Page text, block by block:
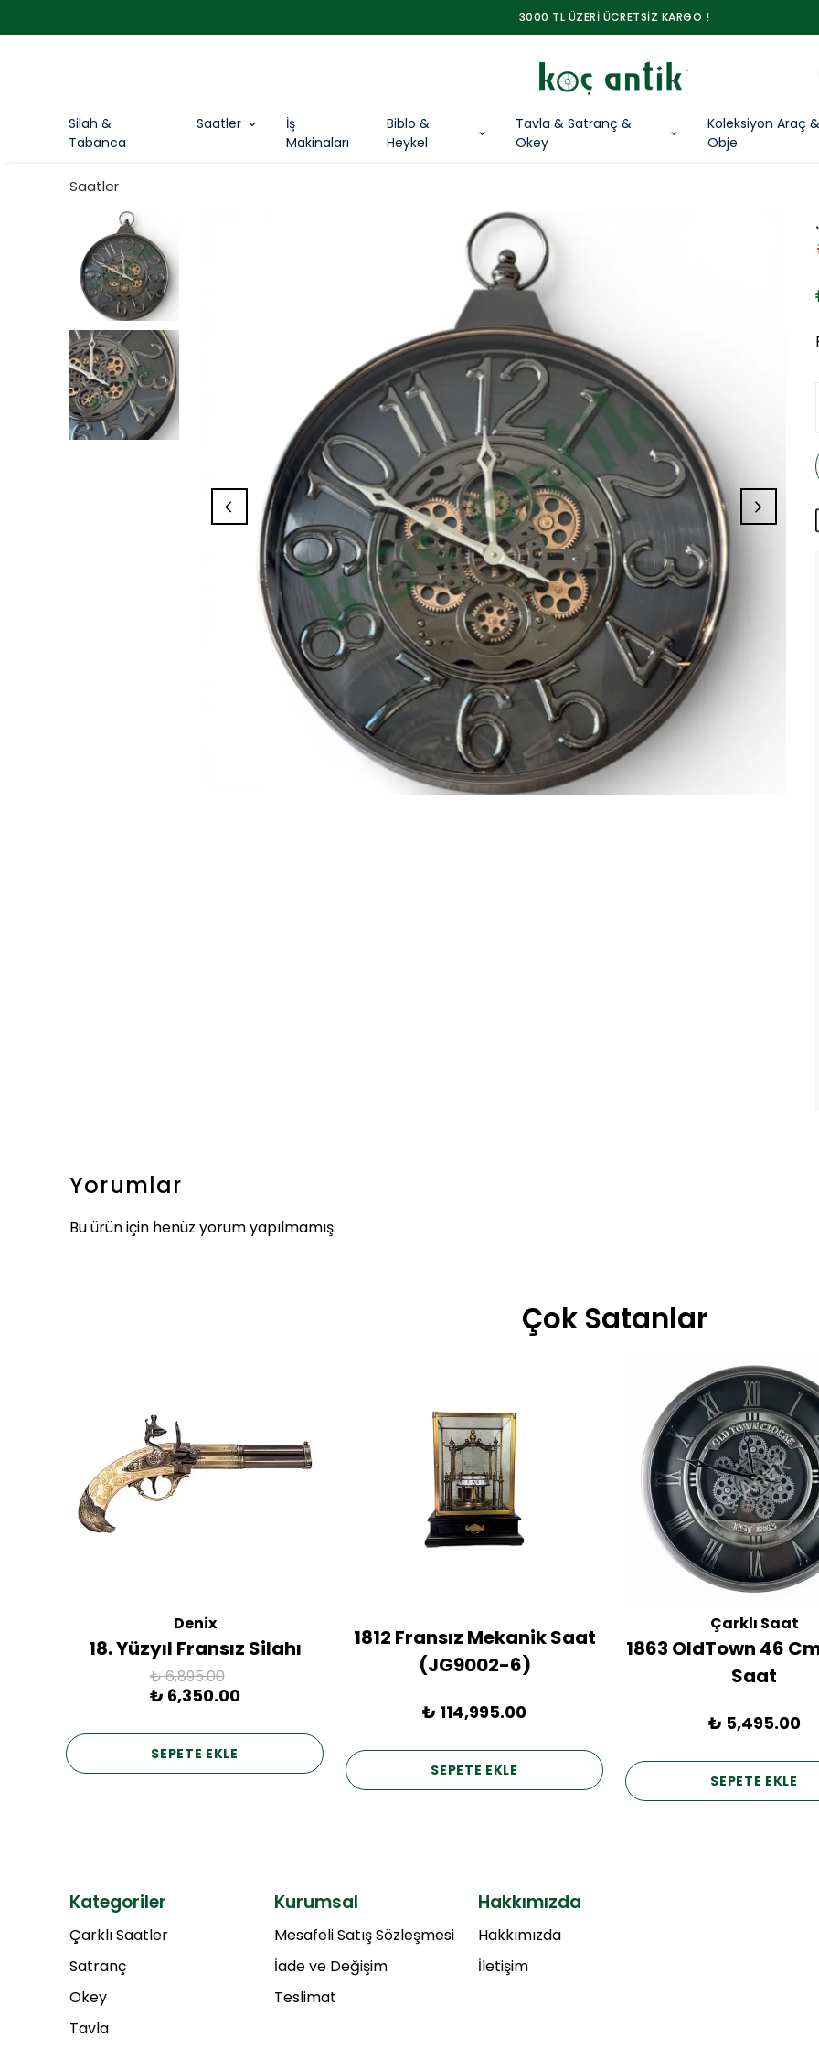
3000 TL ÜZERİ ÜCRETSİZ KARGO !
Silah &
Tabanca
Saatler
İş
Makinaları
Biblo &
Heykel
Tavla & Satranç &
Okey
Koleksiyon Araç
Obje
Saatler
Yorumlar
Bu ürün için henüz yorum yapılmamış.
Çok Satanlar
Denix
18. Yüzyıl Fransız Silahı
₺ 6,895.00
₺ 6,350.00
SEPETE EKLE
1812 Fransız Mekanik Saat
(JG9002-6)
₺ 114,995.00
SEPETE EKLE
Çarklı Saat
1863 OldTown 46
Saat
₺ 5,495.00
SEPETE EKLE
Kategoriler
Çarklı Saatler
Satranç
Okey
Tavla
Kurumsal
Mesafeli Satış Sözleşmesi
İade ve Değişim
Teslimat
Hakkımızda
Hakkımızda
İletişim